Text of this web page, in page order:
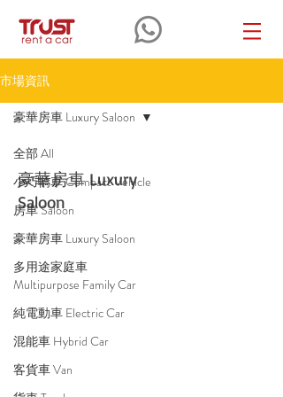
市場資訊
全部 All
小巧轎車 Compact Vehicle
房車 Saloon
豪華房車 Luxury Saloon
多用途家庭車
Multipurpose Family Car
純電動車 Electric Car
混能車 Hybrid Car
客貨車 Van
豪華房車 Luxury Saloon
豪華房車 Luxury
Saloon